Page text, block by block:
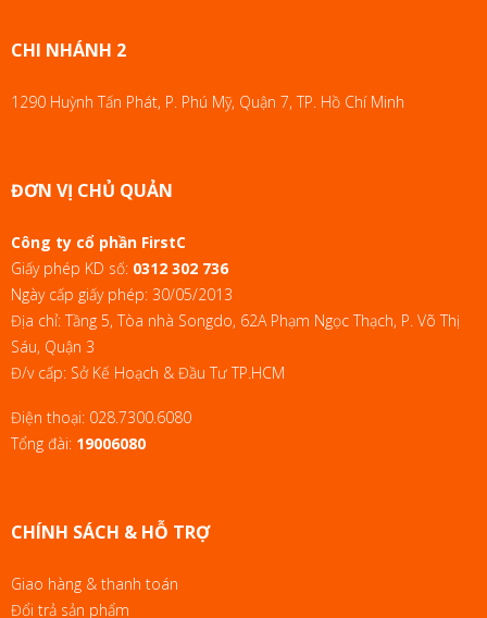
CHI NHÁNH 2
1290 Huỳnh Tấn Phát, P. Phú Mỹ, Quận 7, TP. Hồ Chí Minh
ĐƠN VỊ CHỦ QUẢN
Công ty cổ phần FirstC
Giấy phép KD số: 0312 302 736
Ngày cấp giấy phép: 30/05/2013
Địa chỉ: Tầng 5, Tòa nhà Songdo, 62A Phạm Ngọc Thạch, P. Võ Thị
Sáu, Quận 3
Đ/v cấp: Sở Kế Hoạch & Đầu Tư TP.HCM
Điện thoại: 028.7300.6080
Tổng đài: 19006080
CHÍNH SÁCH & HỖ TRỢ
Giao hàng & thanh toán
Đổi trả sản phẩm